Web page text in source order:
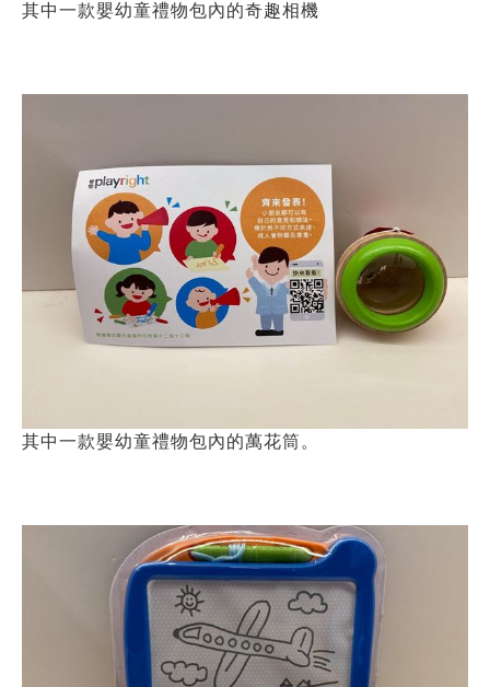
其中一款嬰幼童禮物包內的奇趣相機
其中一款嬰幼童禮物包內的萬花筒。